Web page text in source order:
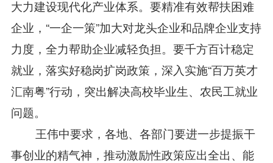
大力建设现代化产业体系。要精准有效帮扶困难
企业，“一企一策”加大对龙头企业和品牌企业支持
力度，全力帮助企业减轻负担。要千方百计稳定
就业，落实好稳岗扩岗政策，深入实施“百万英才
汇南粤”行动，突出解决高校毕业生、农民工就业
问题。
王伟中要求，各地、各部门要进一步提振干
事创业的精气神，推动激励性政策应出全出、能